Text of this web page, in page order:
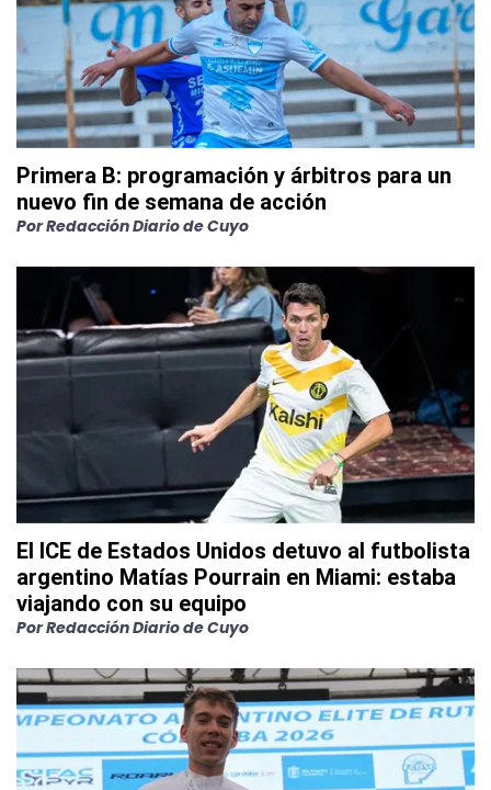
Primera B: programación y árbitros para un
nuevo fin de semana de acción
PorRedacción Diario de Cuyo
El ICE de Estados Unidos detuvo al futbolista
argentino Matías Pourrain en Miami: estaba
viajando con su equipo
PorRedacción Diario de Cuyo